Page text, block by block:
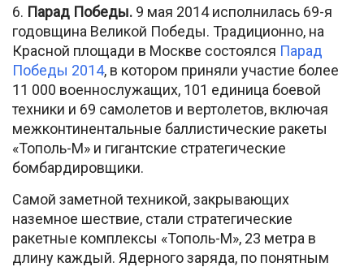
6. Парад Победы. 9 мая 2014 исполнилась 69-я
годовщина Великой Победы. Традиционно, на
Красной площади в Москве состоялся Парад
Победы 2014, в котором приняли участие более
11 000 военнослужащих, 101 единица боевой
техники и 69 самолетов и вертолетов, включая
межконтинентальные баллистические ракеты
«Тополь-М» и гигантские стратегические
бомбардировщики.
Самой заметной техникой, закрывающих
наземное шествие, стали стратегические
ракетные комплексы «Тополь-М», 23 метра в
длину каждый. Ядерного заряда, по понятным